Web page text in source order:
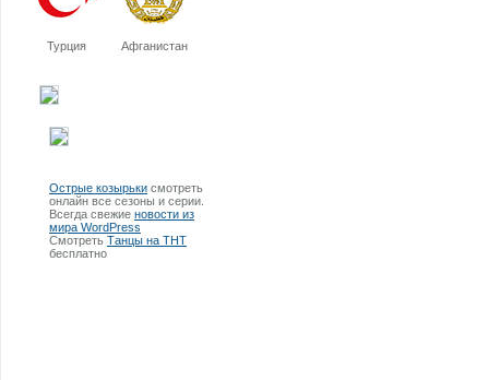
Турция Афганистан
Острые козырьки смотреть
онлайн все сезоны и серии.
Всегда свежие новости из
мира WordPress
Смотреть Танцы на ТНТ
бесплатно